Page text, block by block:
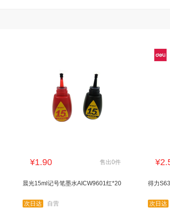
¥1.90 售出0件
晨光15ml记号笔墨水AICW9601红*20
次日达 自营
得力
次日达